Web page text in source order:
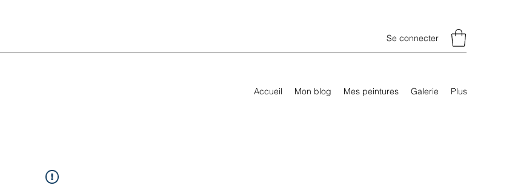
Se connecter
Accueil Mon blog Mes peintures Galerie Plus